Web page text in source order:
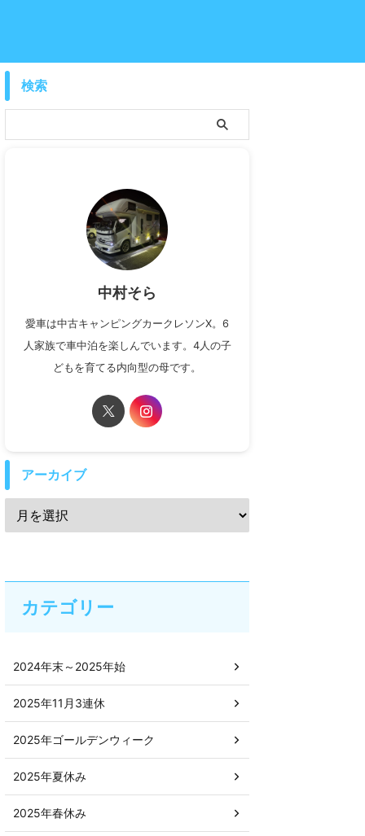
検索
中村そら
愛車は中古キャンピングカークレソンX。6
人家族で車中泊を楽しんでいます。4人の子
どもを育てる内向型の母です。
アーカイブ
カテゴリー
2024年末～2025年始
2025年11月3連休
2025年ゴールデンウィーク
2025年夏休み
2025年春休み